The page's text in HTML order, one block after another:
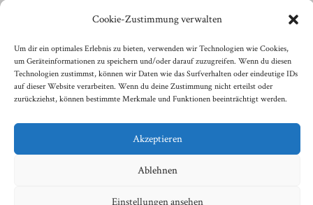
Cookie-Zustimmung verwalten
Um dir ein optimales Erlebnis zu bieten, verwenden wir Technologien wie Cookies,
um Geräteinformationen zu speichern und/oder darauf zuzugreifen. Wenn du diesen
Technologien zustimmst, können wir Daten wie das Surfverhalten oder eindeutige IDs
auf dieser Website verarbeiten. Wenn du deine Zustimmung nicht erteilst oder
zurückziehst, können bestimmte Merkmale und Funktionen beeinträchtigt werden.
Akzeptieren
Ablehnen
Einstellungen ansehen
© 2026 Fotografie Sonja Sindlhauser